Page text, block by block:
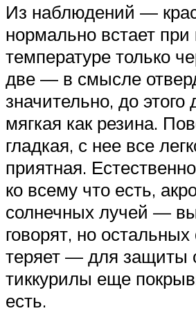
Из наблюдений —
нормально встает при
температуре только
две — в смысле
значительно, до этого
мягкая как резина.
гладкая, с нее все
приятная.
ко всему что есть,
солнечных лучей —
говорят, но
теряет — для защиты
тиккурилы еще
есть.